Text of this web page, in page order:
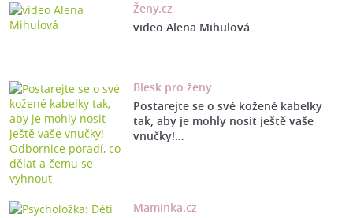
Ženy.cz
video Alena Mihulová
Blesk pro ženy
Postarejte se o své kožené kabelky
tak, aby je mohly nosit ještě vaše
vnučky!…
Maminka.cz